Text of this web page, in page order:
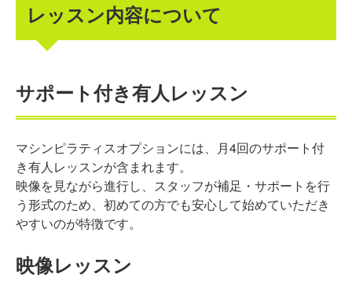
レッスン内容について
サポート付き有人レッスン
マシンピラティスオプションには、月4回のサポート付
き有人レッスンが含まれます。
映像を見ながら進行し、スタッフが補足・サポートを行
う形式のため、初めての方でも安心して始めていただき
やすいのが特徴です。
映像レッスン